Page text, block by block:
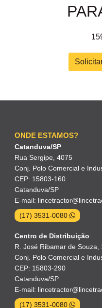
ONDE ESTAMOS?
Catanduva/SP
Rua Sergipe, 4075
Conj. Polo Comercial e
CEP: 15803-160
Catanduva/SP
E-mail:
(17) 3531-0080
Centro de Distribuição
R. José Ribamar de Souza,
Conj. Polo Comercial e
CEP: 15803-290
Catanduva/SP
E-mail:
(17) 3531-0080